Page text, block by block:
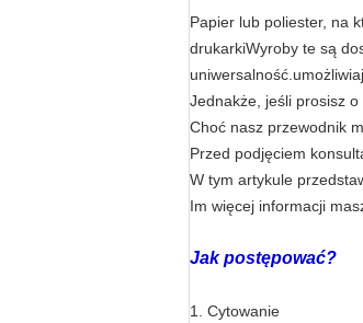
Papier lub poliester, na
drukarkiWyroby te są
Jednakże, jeśli prosisz
Choć nasz przewodnik
Przed podjęciem
W tym artykule
Im więcej informacji
Jak postępować?
1. Cytowanie